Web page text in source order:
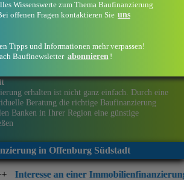
erhalten ist nicht ganz einfach. Durch eine
Beratung die richtige Baufinanzierung
Banken in Ihrer Region eine günstige
in Offenburg Südstadt
einer Immobilienfinanzierung? Prüfen Sie
Wissenswerte zum Thema Baufinanzierung
offenen Fragen kontaktieren Sie uns
Tipps und Informationen mehr verpassen!
Baufinewsletter abonnieren !